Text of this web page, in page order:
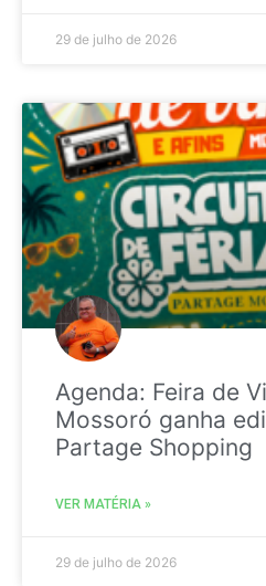
29 de julho de 2026
Agenda: Feira de
Mossoró ganha
Partage Shopping
VER MATÉRIA »
29 de julho de 2026